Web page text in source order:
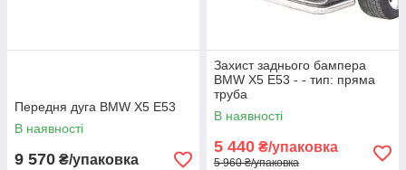
Передня дуга BMW X5 E53
В наявності
9 570 ₴/упаковка
Захист заднього бампера
BMW X5 E53 - - тип: пряма
труба
В наявності
5 440 ₴/упаковка
5 960 ₴/упаковка